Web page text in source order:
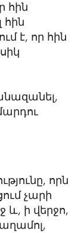
հին
հին
է, որ հին
որն
չարի
ի վերջո,